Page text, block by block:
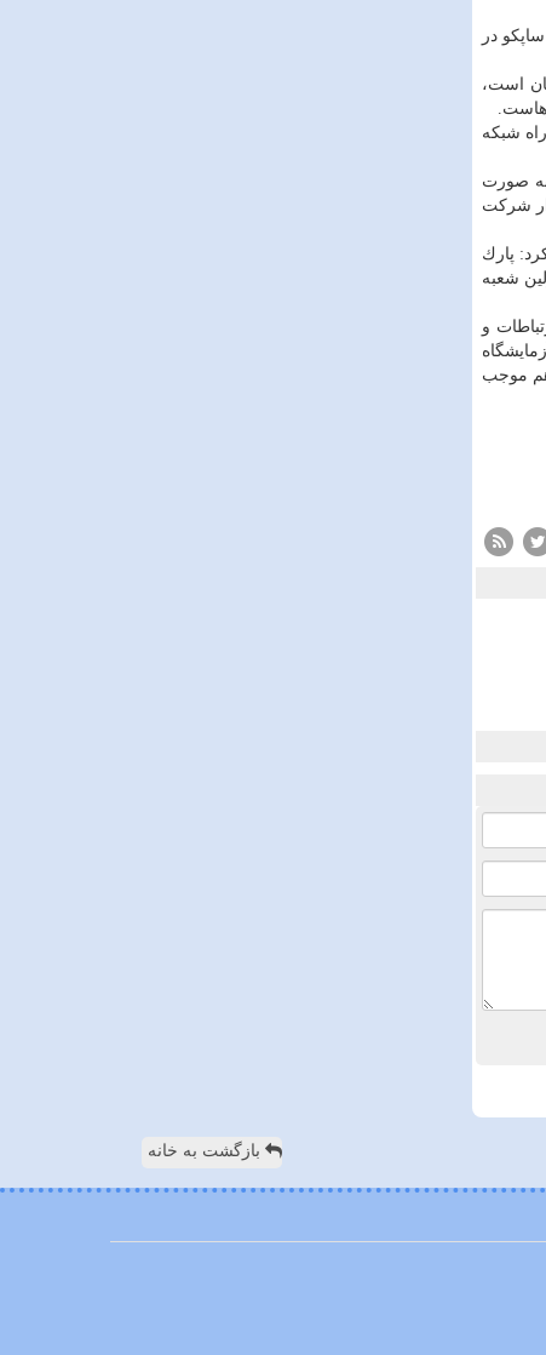
در
است،
شبكه
به صورت
شركت
كرد: پارك
ستاندن شده و در ۲۲ بهمن امسال اولین شعبه
و
هم موجب
بازگشت به خانه